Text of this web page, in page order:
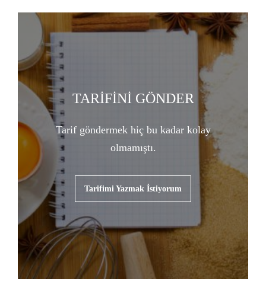
TARİFİNİ GÖNDER
Tarif göndermek hiç bu kadar kolay
olmamıştı.
Tarifimi Yazmak İstiyorum